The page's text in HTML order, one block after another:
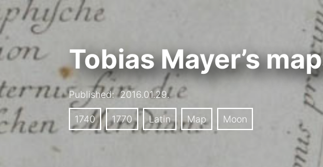
Tobias Mayer’s
Published: 2016.01.29.
1740 1770 Latin Map Moon